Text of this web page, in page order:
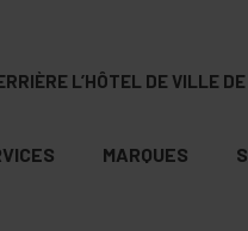
L’HÔTEL DE VILLE
MARQUES